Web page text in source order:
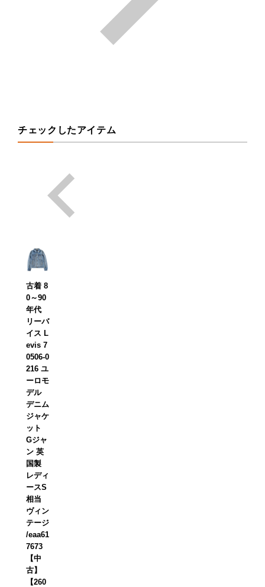
チェックしたアイテム
古着 8
0～90
年代
リーバ
イス L
evis 7
0506-0
216 ユ
ーロモ
デル
デニム
ジャケ
ット
Gジャ
ン 英
国製
レディ
ースS
相当
ヴィン
テージ
/eaa61
7673
【中
古】
【260